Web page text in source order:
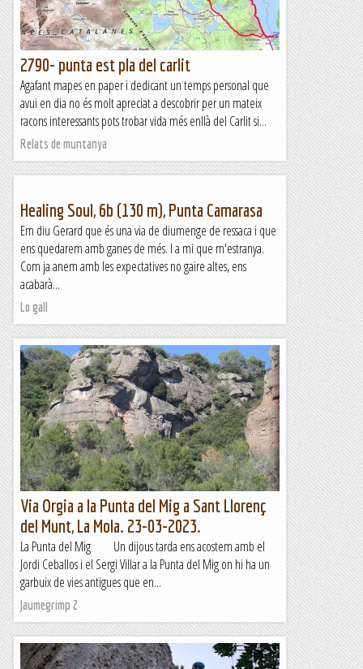
2790- punta est pla del carlit
Agafant mapes en paper i dedicant un temps personal que
avui en dia no és molt apreciat a descobrir per un mateix
racons interessants pots trobar vida més enllà del Carlit si...
Relats de muntanya
Healing Soul, 6b (130 m), Punta Camarasa
Em diu Gerard que és una via de diumenge de ressaca i que
ens quedarem amb ganes de més. I a mi que m'estranya.
Com ja anem amb les expectatives no gaire altes, ens
acabarà...
Lo gall
Via Orgia a la Punta del Mig a Sant Llorenç
del Munt, La Mola. 23-03-2023.
La Punta del Mig Un dijous tarda ens acostem amb el
Jordi Ceballos i el Sergi Villar a la Punta del Mig on hi ha un
garbuix de vies antigues que en...
Jaumegrimp 2